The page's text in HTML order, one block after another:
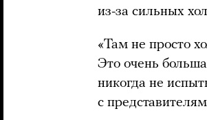
из-за сильных
«Там не просто
Это очень
никогда не
с